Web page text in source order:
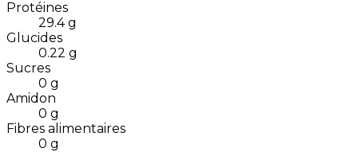
Protéines
29.4 g
Glucides
0.22 g
Sucres
0 g
Amidon
0 g
Fibres alimentaires
0 g